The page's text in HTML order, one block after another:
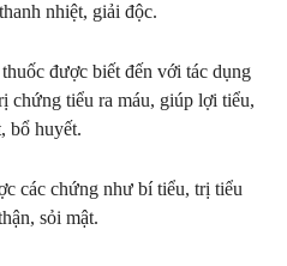
nhiệt, giải độc.
được biết đến với tác dụng
chứng tiểu ra máu, giúp lợi tiểu,
bổ huyết.
các chứng như bí tiểu, trị tiểu
sỏi mật.